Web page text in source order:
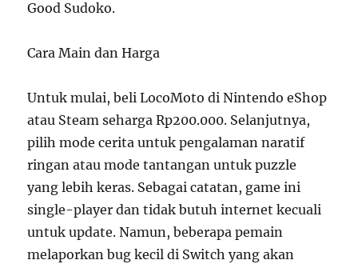
Good Sudoko.
Cara Main dan Harga
Untuk mulai, beli LocoMoto di Nintendo eShop
atau Steam seharga Rp200.000. Selanjutnya,
pilih mode cerita untuk pengalaman naratif
ringan atau mode tantangan untuk puzzle
yang lebih keras. Sebagai catatan, game ini
single-player dan tidak butuh internet kecuali
untuk update. Namun, beberapa pemain
melaporkan bug kecil di Switch yang akan